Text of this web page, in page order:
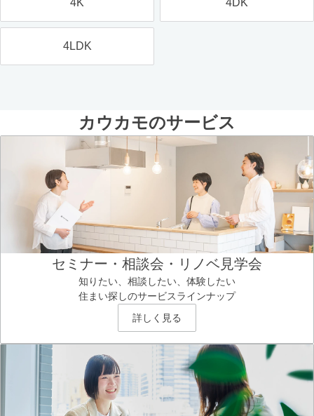
4LDK
カウカモのサービス
セミナー・相談会・リノベ見学会
知りたい、相談したい、体験したい
住まい探しのサービスラインナップ
詳しく見る